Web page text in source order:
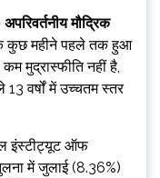
मौद्रिक
कुछ महीने पहले तक हुआ
मुद्रास्फीति नहीं है,
13 वर्षों में उच्चतम स्तर
इंस्टीट्यूट ऑफ
में जुलाई (8.36%)